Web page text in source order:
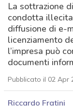
La sottrazione
condotta
diffusione di e-
licenziamento
l’impresa può
documenti
Pubblicato il 02 Apr
Riccardo Fratini